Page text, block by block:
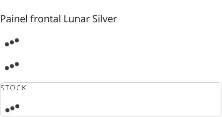
Painel frontal Lunar Silver
STOCK